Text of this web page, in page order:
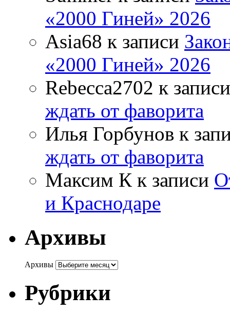
«2000 Гиней» 2026
Asia68 к записи
«2000 Гиней» 2026
Rebecca2702 к
ждать от фаворита
Илья Горбунов к
ждать от фаворита
Максим К к записи
и Краснодаре
Архивы
Архивы
Рубрики